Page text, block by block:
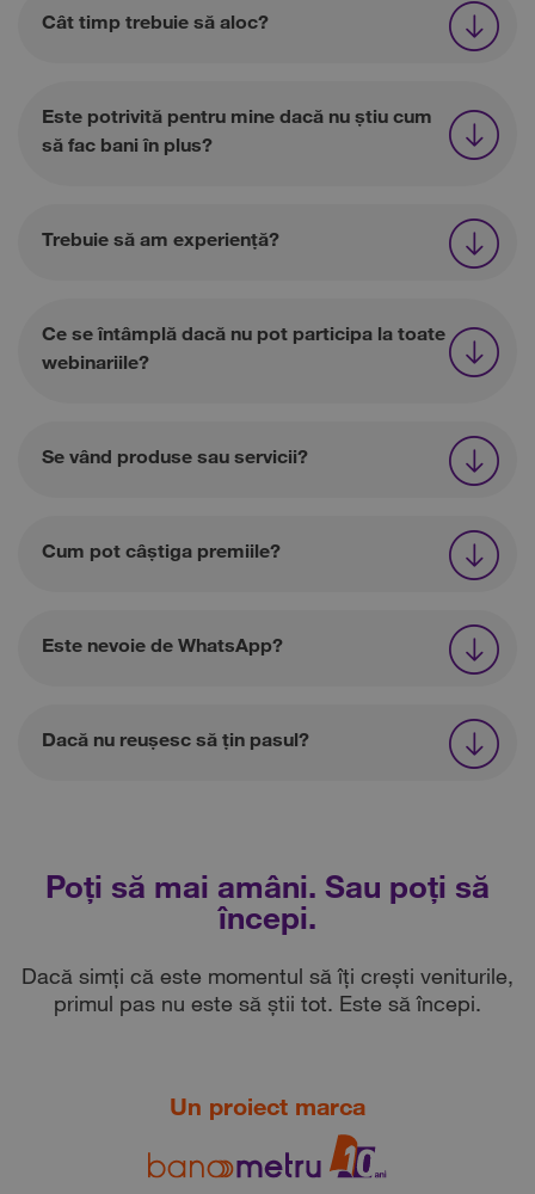
Cât timp trebuie să aloc?
Este potrivită pentru mine dacă nu știu cum
să fac bani în plus?
Trebuie să am experiență?
Ce se întâmplă dacă nu pot participa la toate
webinariile?
Se vând produse sau servicii?
Cum pot câștiga premiile?
Este nevoie de WhatsApp?
Dacă nu reușesc să țin pasul?
Poți să mai amâni. Sau poți să
începi.
Dacă simți că este momentul să îți crești veniturile,
primul pas nu este să știi tot. Este să începi.
Un proiect marca